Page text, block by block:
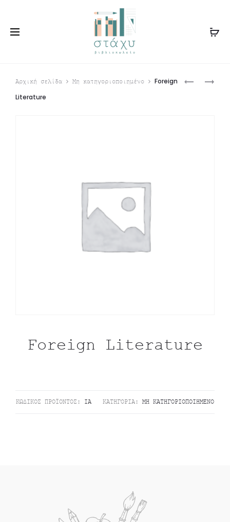
Αρχική σελίδα Μη κατηγοριοποιημένο
Foreign
Literature
Foreign Literature
ΚΩΔΙΚΌΣ ΠΡΟΪΌΝΤΟΣ: ΊΑ ΚΑΤΗΓΟΡΊΑ: ΜΗ ΚΑΤΗΓΟΡΙΟΠΟΙΗΜΈΝΟ